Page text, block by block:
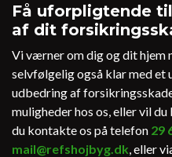
Få uforpligtende
af dit
Vi værner om dig og dit hjem
selvfølgelig også klar med
udbedring af
muligheder hos os, eller vil
du kontakte os på telefon 29
mail@refshojbyg.dk, eller